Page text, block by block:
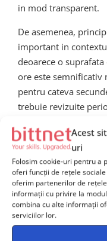
Acest
uri
Folosim cookie-uri pentru a
oferi funcții de rețele
oferim partenerilor de
informații cu privire la
combina cu alte informații
serviciilor lor.
in mod transparent.
De asemenea,
important in
deoarece o
ore este semnificativ
pentru cateva
trebuie revizuite
trebuie sa fie cat mai
Impactul
optimizarea
Modelul de tarifare